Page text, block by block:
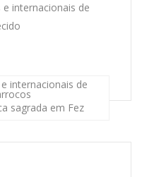
internacionais de
sagrada em Fez